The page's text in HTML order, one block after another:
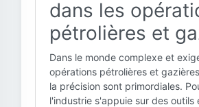
dans les
pétrolières et
Dans le monde complexe et
opérations pétrolières et
la précision sont primordiales.
l'industrie s'appuie sur des outils